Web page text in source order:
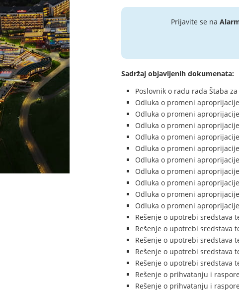
Prijavite se na
Sadržaj objavljenih dokumenata:
Poslovnik o radu rada Štaba
Odluka o promeni
Odluka o promeni
Odluka o promeni
Odluka o promeni
Odluka o promeni
Odluka o promeni
Odluka o promeni
Odluka o promeni
Odluka o promeni
Odluka o promeni
Rešenje o upotrebi sredstava
Rešenje o upotrebi sredstava
Rešenje o upotrebi sredstava
Rešenje o upotrebi sredstava
Rešenje o upotrebi sredstava
Rešenje o prihvatanju i
Rešenje o prihvatanju i